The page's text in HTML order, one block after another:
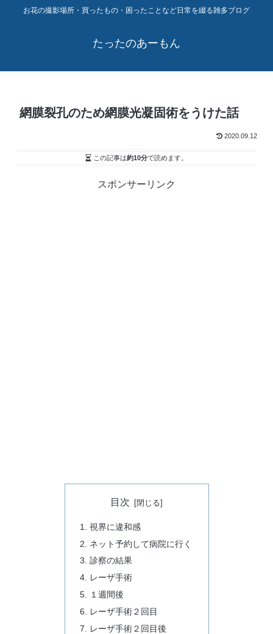
お花の撮影場所・買ったもの・困ったことなど日常を綴る雑多ブログ
たったのあーもん
網膜裂孔のため網膜光凝固術をうけた話
2020.09.12
この記事は約10分で読めます。
スポンサーリンク
目次
視界に違和感
ネット予約して病院に行く
診察の結果
レーザ手術
１週間後
レーザ手術２回目
レーザ手術２回目後